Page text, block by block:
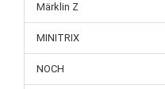
Märklin Z
MINITRIX
NOCH